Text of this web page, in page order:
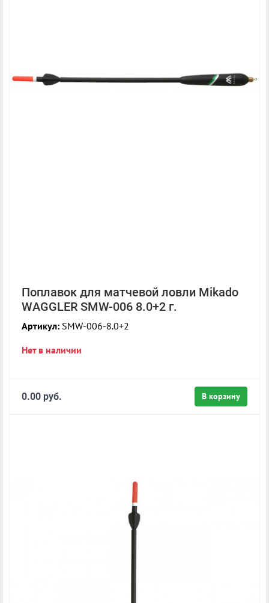
Поплавок для матчевой ловли Mikado
WAGGLER SMW-006 8.0+2 г.
Артикул: SMW-006-8.0+2
Нет в наличии
В корзину
0.00 руб.